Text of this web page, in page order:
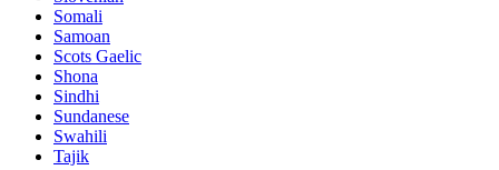
Somali
Samoan
Scots Gaelic
Shona
Sindhi
Sundanese
Swahili
Tajik